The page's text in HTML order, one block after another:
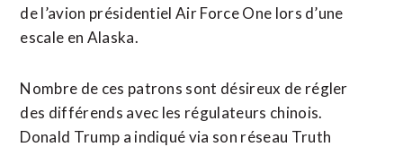
de l’avion présidentiel Air Force One lors d’une
escale en Alaska.
Nombre de ces patrons sont désireux de régler
des différends avec les régulateurs chinois.
Donald Trump a indiqué via son réseau Truth